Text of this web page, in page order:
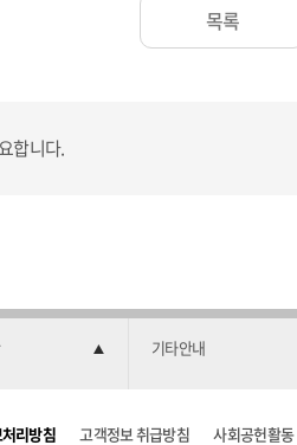
목록
합니다.
기타안내
리방침 고객정보 취급방침 사회공헌활동